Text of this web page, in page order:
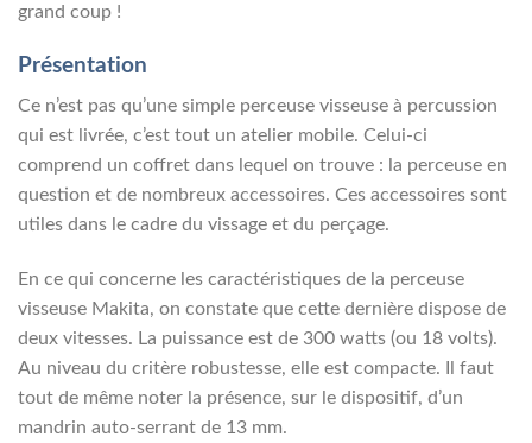
grand coup !
Présentation
Ce n’est pas qu’une simple perceuse visseuse à percussion
qui est livrée, c’est tout un atelier mobile. Celui-ci
comprend un coffret dans lequel on trouve : la perceuse en
question et de nombreux accessoires. Ces accessoires sont
utiles dans le cadre du vissage et du perçage.
En ce qui concerne les caractéristiques de la perceuse
visseuse Makita, on constate que cette dernière dispose de
deux vitesses. La puissance est de 300 watts (ou 18 volts).
Au niveau du critère robustesse, elle est compacte. Il faut
tout de même noter la présence, sur le dispositif, d’un
mandrin auto-serrant de 13 mm.